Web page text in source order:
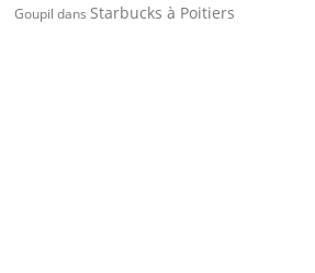
Goupil dans Starbucks à Poitiers